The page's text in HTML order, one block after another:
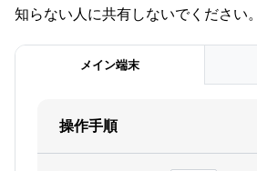
知らない人に共有しないでください。
メイン端末
操作手順